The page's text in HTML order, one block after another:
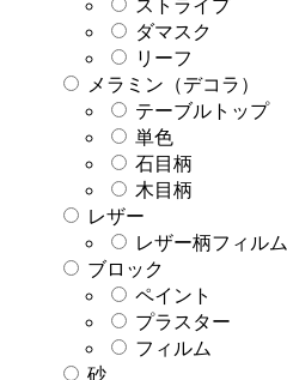
ストライプ
ダマスク
リーフ
メラミン（デコラ）
テーブルトップ
単色
石目柄
木目柄
レザー
レザー柄フィルム
ブロック
ペイント
プラスター
フィルム
砂